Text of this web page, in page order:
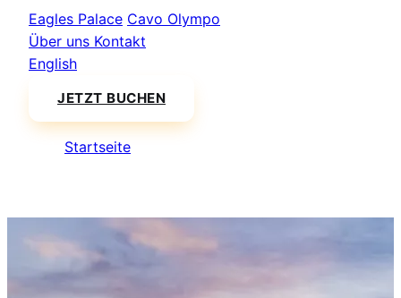
Eagles Palace Cavo Olympo
Über uns Kontakt
English
JETZT BUCHEN
Startseite